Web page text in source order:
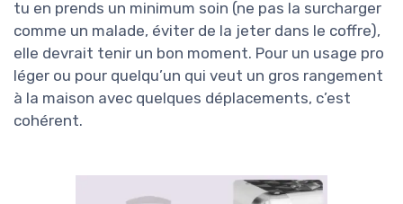
tu en prends un minimum soin (ne pas la surcharger
comme un malade, éviter de la jeter dans le coffre),
elle devrait tenir un bon moment. Pour un usage pro
léger ou pour quelqu’un qui veut un gros rangement
à la maison avec quelques déplacements, c’est
cohérent.